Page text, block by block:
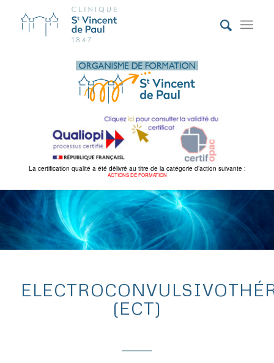
La certification qualité a été délivré au titre de la catégorie d’action suivante :
ACTIONS DE FORMATION
(ECT)